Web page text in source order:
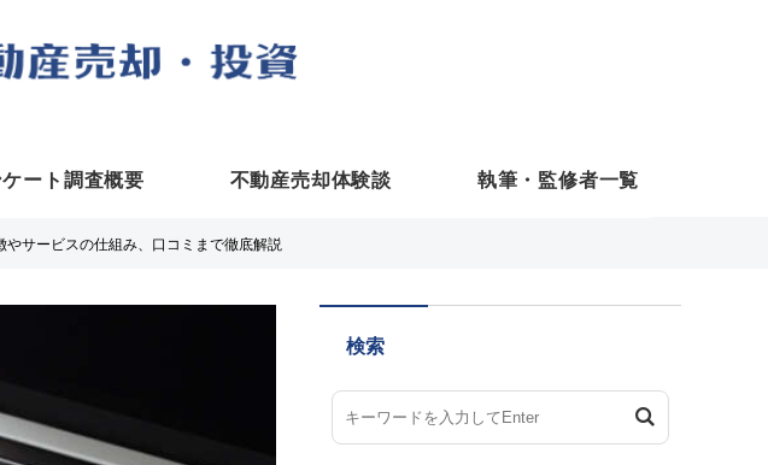
ート調査概要 不動産売却体験談 執筆・監修者一覧
サービスの仕組み、口コミまで徹底解説
検索